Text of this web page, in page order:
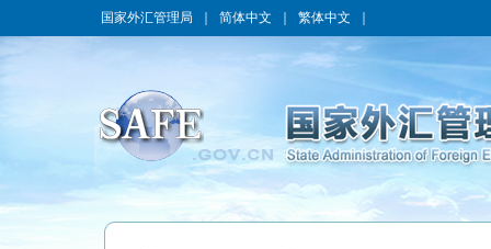
国家外汇管理局 简体中文 繁体中文